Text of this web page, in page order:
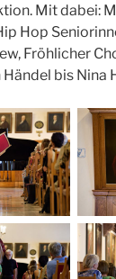
Mit dabei:
Hop
Fröhlicher
bis Nina